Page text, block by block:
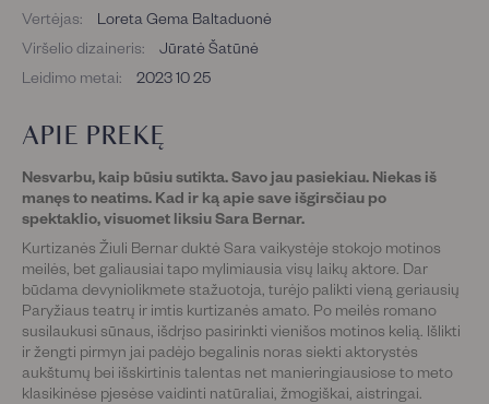
APIE PREKĘ
Nesvarbu, kaip būsiu sutikta. Savo jau pasiekiau. Niekas iš
manęs to neatims. Kad ir ką apie save išgirsčiau po
spektaklio, visuomet liksiu Sara Bernar.
Kurtizanės Žiuli Bernar duktė Sara vaikystėje stokojo motinos
meilės, bet galiausiai tapo mylimiausia visų laikų aktore. Dar
būdama devyniolikmete stažuotoja, turėjo palikti vieną geriausių
Paryžiaus teatrų ir imtis kurtizanės amato. Po meilės romano
susilaukusi sūnaus, išdrįso pasirinkti vienišos motinos kelią. Išlikti
ir žengti pirmyn jai padėjo begalinis noras siekti aktorystės
aukštumų bei išskirtinis talentas net manieringiausiose to meto
klasikinėse pjesėse vaidinti natūraliai, žmogiškai, aistringai.
Vertėjas:
Loreta Gema Baltaduonė
Viršelio dizaineris:
Jūratė Šatūnė
Leidimo metai:
2023 10 25